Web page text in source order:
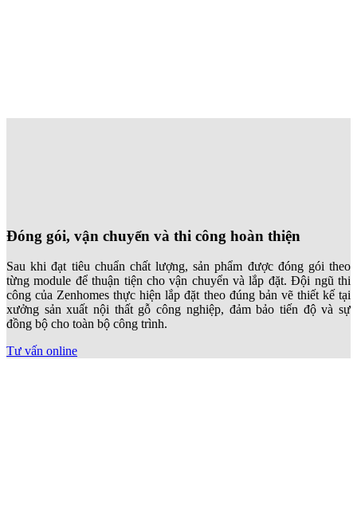
Đóng gói, vận chuyển và thi công hoàn thiện
Sau khi đạt tiêu chuẩn chất lượng, sản phẩm được đóng gói theo
từng module để thuận tiện cho vận chuyển và lắp đặt. Đội ngũ thi
công của Zenhomes thực hiện lắp đặt theo đúng bản vẽ thiết kế tại
xưởng sản xuất nội thất gỗ công nghiệp, đảm bảo tiến độ và sự
đồng bộ cho toàn bộ công trình.
Tư vấn online